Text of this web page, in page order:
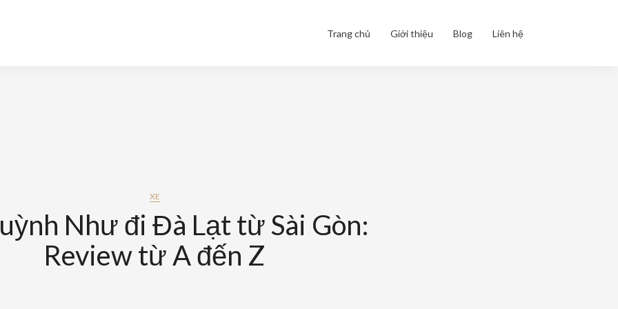
Trang chủ Giới thiệu Blog Liên hệ
XE
Như đi Đà Lạt từ Sài Gòn:
Review từ A đến Z